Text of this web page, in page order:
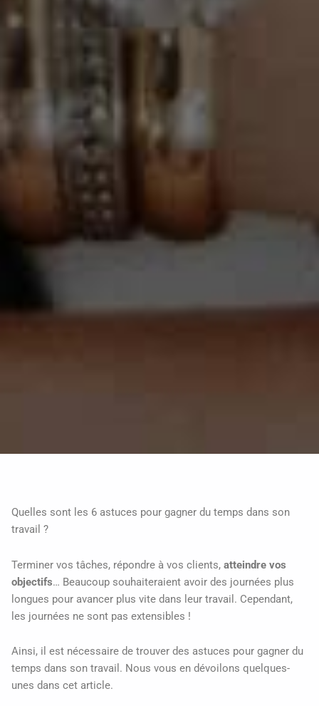
Quelles sont les 6 astuces pour gagner du temps dans son
travail ?
Terminer vos tâches, répondre à vos clients, atteindre vos
objectifs… Beaucoup souhaiteraient avoir des journées plus
longues pour avancer plus vite dans leur travail. Cependant,
les journées ne sont pas extensibles !
Ainsi, il est nécessaire de trouver des astuces pour gagner du
temps dans son travail. Nous vous en dévoilons quelques-
unes dans cet article.